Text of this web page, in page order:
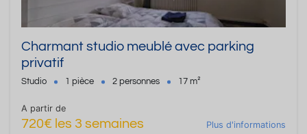
Charmant studio meublé avec parking
privatif
Studio 1 pièce 2 personnes 17 m²
A partir de
720€ les 3 semaines Plus d'informations